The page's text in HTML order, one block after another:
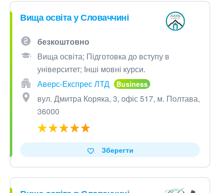
Вища освіта у Словаччині
безкоштовно
Вища освіта; Підготовка до вступу в
університет; Інші мовні курси.
Аверс-Експрес ЛТД
вул. Дмитра Коряка, 3, офіс 517, м. Полтава,
36000
Зберегти